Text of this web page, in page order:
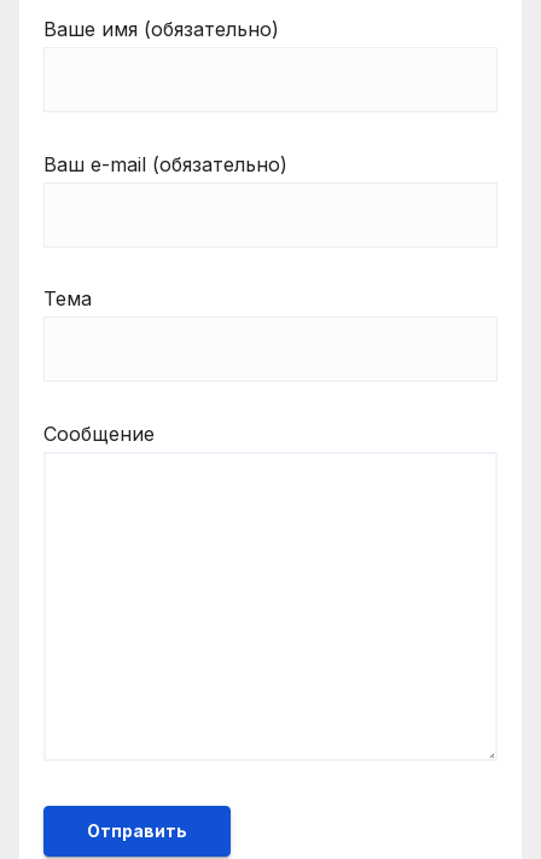
Ваше имя (обязательно)
Ваш e-mail (обязательно)
Тема
Сообщение